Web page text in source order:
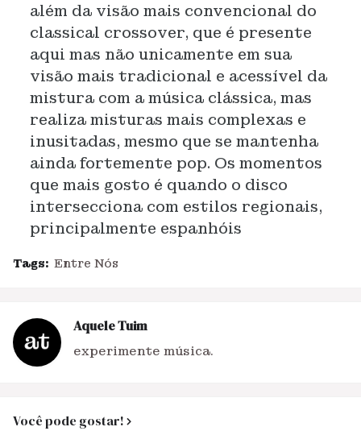
além da visão mais convencional do
classical crossover, que é presente
aqui mas não unicamente em sua
visão mais tradicional e acessível da
mistura com a música clássica, mas
realiza misturas mais complexas e
inusitadas, mesmo que se mantenha
ainda fortemente pop. Os momentos
que mais gosto é quando o disco
intersecciona com estilos regionais,
principalmente espanhóis
Tags: Entre Nós
Aquele Tuim
experimente música.
Você pode gostar!